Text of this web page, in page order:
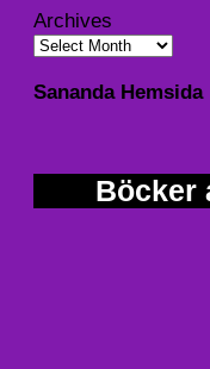
Archives
Sananda Hemsida
Böcker